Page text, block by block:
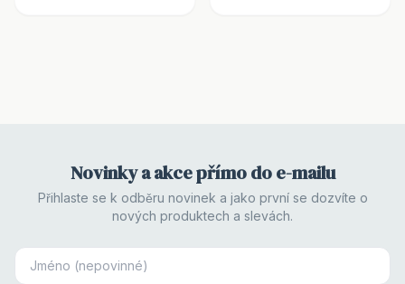
Novinky a akce přímo do e-mailu
Přihlaste se k odběru novinek a jako první se dozvíte o
nových produktech a slevách.